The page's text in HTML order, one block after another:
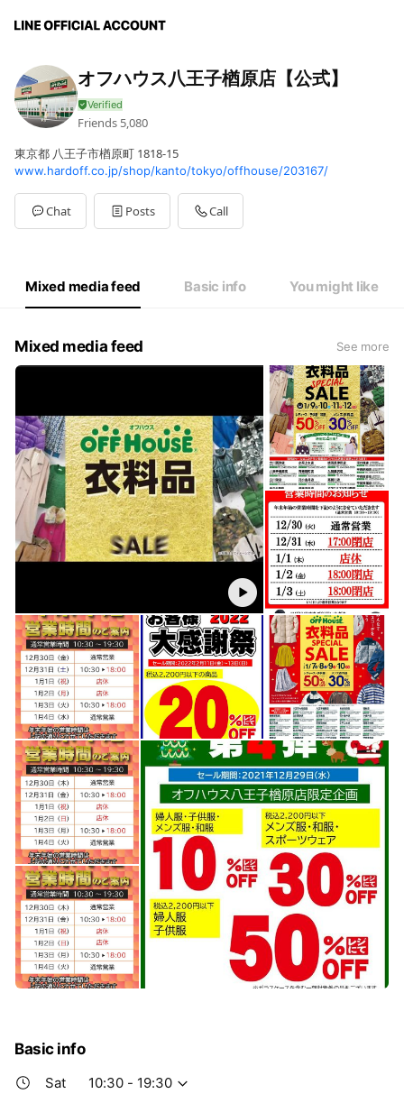
オフハウス八王子楢原店【公式】
Friends 5,080
東京都 八王子市楢原町 1818-15
www.hardoff.co.jp/shop/kanto/tokyo/offhouse/203167/
Chat Posts Call
Mixed media feed Basic info You might like
Mixed media feed See more
Basic info
Sat
10:30 - 19:30